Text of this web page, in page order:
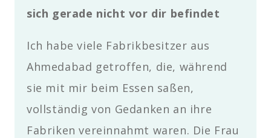
sich gerade nicht vor dir befindet
Ich habe viele Fabrikbesitzer aus
Ahmedabad getroffen, die, während
sie mit mir beim Essen saßen,
vollständig von Gedanken an ihre
Fabriken vereinnahmt waren. Die Frau